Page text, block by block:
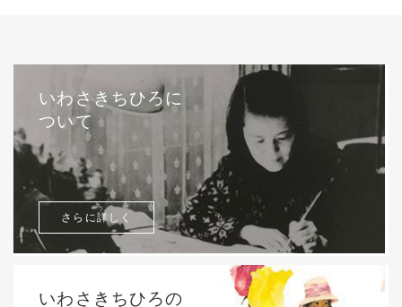
いわさきちひろに
ついて
さらに詳しく
いわさきちひろの